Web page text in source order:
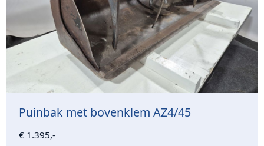
Puinbak met bovenklem AZ4/45
€ 1.395,-